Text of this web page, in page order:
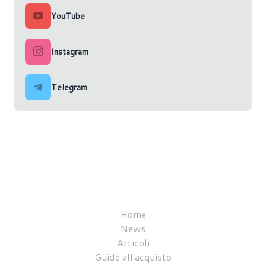
YouTube
Instagram
Telegram
Home
News
Articoli
Guide all'acquisto